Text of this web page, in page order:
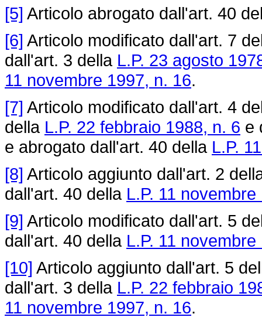
[5] Articolo abrogato dall'art. 40
[6] Articolo modificato dall'art. 7
dall'art. 3 della L.P. 23 agosto
11 novembre 1997, n. 16.
[7] Articolo modificato dall'art. 4
della L.P. 22 febbraio 1988, n. 6 e
e abrogato dall'art. 40 della L.P.
[8] Articolo aggiunto dall'art. 2
dall'art. 40 della L.P. 11
[9] Articolo modificato dall'art. 5
dall'art. 40 della L.P. 11
[10] Articolo aggiunto dall'art. 5
dall'art. 3 della L.P. 22 febbraio
11 novembre 1997, n. 16.